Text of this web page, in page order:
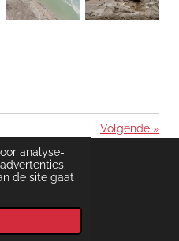
analyse-
de site gaat
Volgende »